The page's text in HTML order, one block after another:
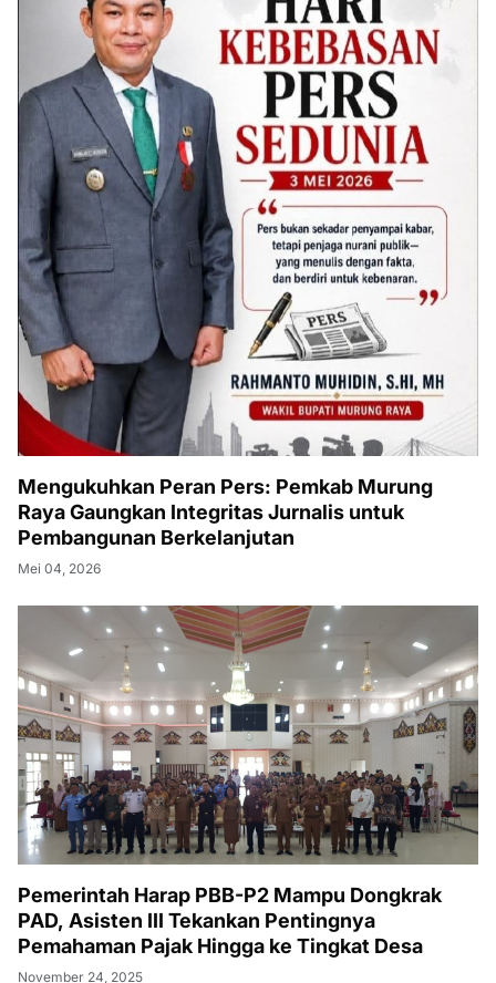
Mengukuhkan Peran Pers: Pemkab Murung
Raya Gaungkan Integritas Jurnalis untuk
Pembangunan Berkelanjutan
Mei 04, 2026
Pemerintah Harap PBB-P2 Mampu Dongkrak
PAD, Asisten III Tekankan Pentingnya
Pemahaman Pajak Hingga ke Tingkat Desa
November 24, 2025